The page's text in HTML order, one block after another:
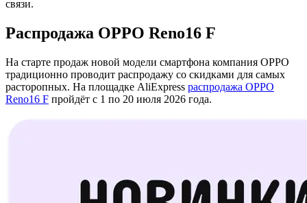
связи.
Распродажа OPPO Reno16 F
На старте продаж новой модели смартфона компания OPPO
традиционно проводит распродажу со скидками для самых
расторопных. На площадке AliExpress распродажа OPPO
Reno16 F пройдёт с 1 по 20 июля 2026 года.